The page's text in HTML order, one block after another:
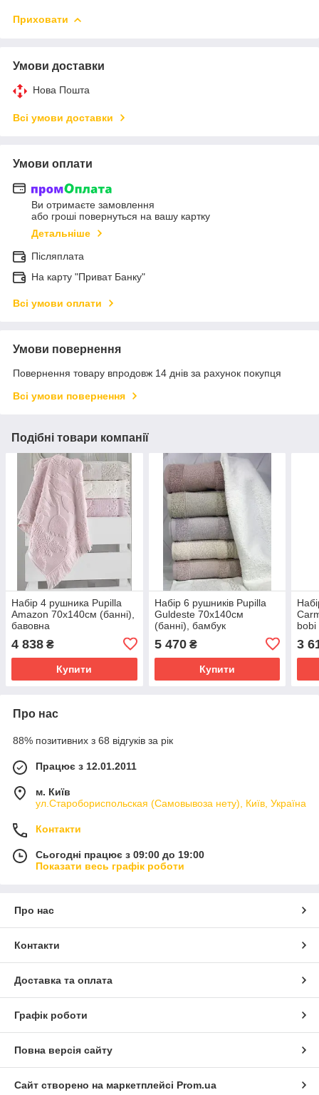
Приховати
Умови доставки
Нова Пошта
Всі умови доставки
Умови оплати
Ви отримаєте замовлення
або гроші повернуться на вашу картку
Детальніше
Післяплата
На карту "Приват Банку"
Всі умови оплати
Умови повернення
Повернення товару впродовж 14 днів за рахунок покупця
Всі умови повернення
Подібні товари компанії
Набір 4 рушника Pupilla
Amazon 70х140см (банні),
бавовна
4 838 ₴
Купити
Набір 6 рушників Pupilla
Guldeste 70х140см
(банні), бамбук
5 470₴
Купити
bobi
3
Про нас
88% позитивних з 68 відгуків за рік
Працює з 12.01.2011
м. Київ
ул.Старобориспольская (Самовывоза нету), Київ, Україна
Контакти
Сьогодні працює з 09:00 до 19:00
Показати весь графік роботи
Про нас
Контакти
Доставка та оплата
Графік роботи
Повна версія сайту
Сайт створено на маркетплейсі Prom.ua